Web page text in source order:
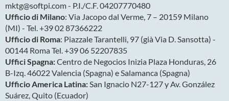
mktg@softpi.com - P.I./C.F. 04207770480
Ufficio di Milano: Via Jacopo dal Verme, 7 – 20159 Milano
(MI) - Tel. +39 02 87366222
Ufficio di Roma: Piazzale Tarantelli, 97 (già Via D. Sansotta) -
00144 Roma Tel. +39 06 52207835
Uffici Spagna:Centro de Negocios Inizia Plaza Honduras, 26
B-Izq. 46022 Valencia (Spagna) e Salamanca (Spagna)
Ufficio America Latina:San Ignacio N27-127 y Av. González
Suárez, Quito (Ecuador)